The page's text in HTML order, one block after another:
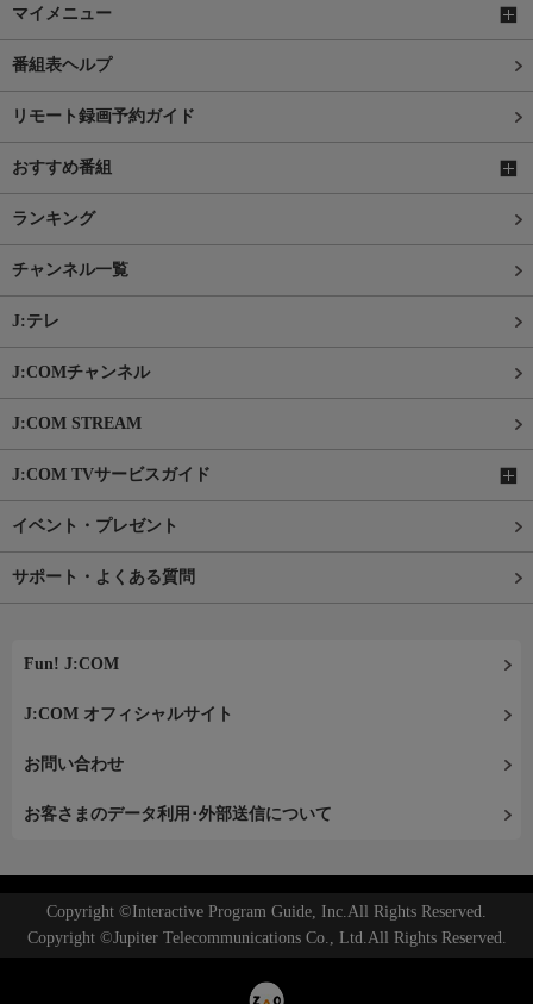
マイメニュー
番組表ヘルプ
リモート録画予約ガイド
おすすめ番組
ランキング
チャンネル一覧
J:テレ
J:COMチャンネル
J:COM STREAM
J:COM TVサービスガイド
イベント・プレゼント
サポート・よくある質問
Fun! J:COM
J:COM オフィシャルサイト
お問い合わせ
お客さまのデータ利用･外部送信について
Copyright ©Interactive Program Guide, Inc.All Rights Reserved.
Copyright ©Jupiter Telecommunications Co., Ltd.All Rights Reserved.